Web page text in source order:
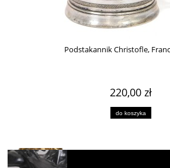
Podstakannik Christofle,
220,00 zł
do koszyka